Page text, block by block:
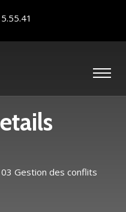
03 Gestion des conflits